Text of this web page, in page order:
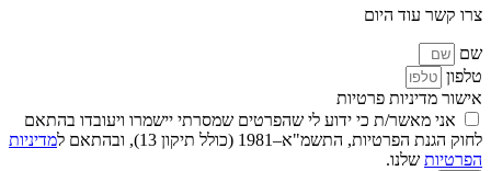
צרו קשר עוד היום
שם
טלפון
אישור מדיניות פרטיות
אני מאשר/ת כי ידוע לי שהפרטים שמסרתי יישמרו ויעובדו בהתאם
לחוק הגנת הפרטיות, התשמ"א–1981 (כולל תיקון 13), ובהתאם ל
מדיניות
הפרטיות שלנו.